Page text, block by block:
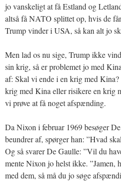
jo vanskeligt at få Estland og
altså få NATO splittet op, hvis de
Trump vinder i USA, så kan alt jo
Men lad os nu sige, Trump ikke
sin krig, så er problemet jo med
af: Skal vi ende i en krig med
krig med Kina eller risikere en krig
vi prøve at få noget afspænding.
Da Nixon i februar 1969 besøger
beundrer af, spørger han: ”Hvad
Og så svarer De Gaulle: ”Vil du
mente Nixon jo helst ikke. ”Jamen,
med dem, så må du jo søge